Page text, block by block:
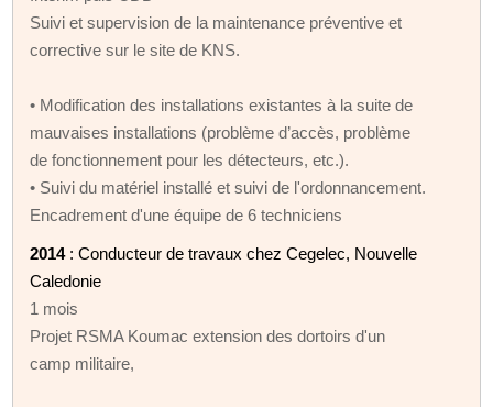
Suivi et supervision de la maintenance préventive et
corrective sur le site de KNS.
• Modification des installations existantes à la suite de
mauvaises installations (problème d’accès, problème
de fonctionnement pour les détecteurs, etc.).
• Suivi du matériel installé et suivi de l'ordonnancement.
Encadrement d'une équipe de 6 techniciens
2014: Conducteur de travaux chez Cegelec, Nouvelle
Caledonie
1 mois
Projet RSMA Koumac extension des dortoirs d'un
camp militaire,